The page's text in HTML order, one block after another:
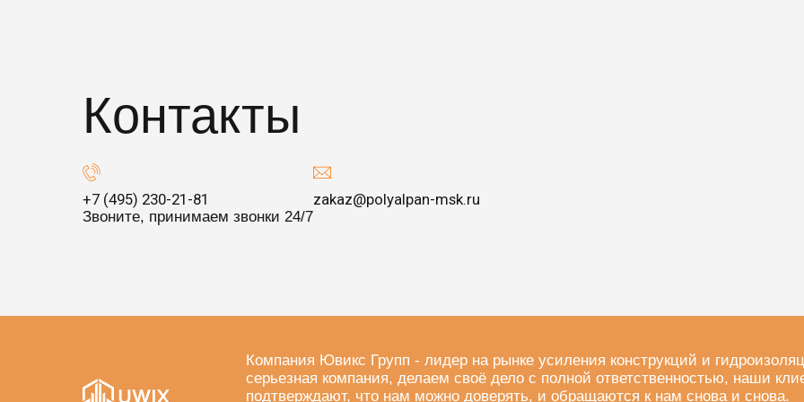
Контакты
+7 (495) 230-21-81
Звоните, принимаем звонки 24/7
zakaz@polyalpan-msk.ru
Компания Ювикс Групп - лидер на рынке усиления конструкций и
серьезная компания, делаем своё дело с полной ответственностью, наши
подтверждают, что нам можно доверять, и обращаются к нам снова и снова.